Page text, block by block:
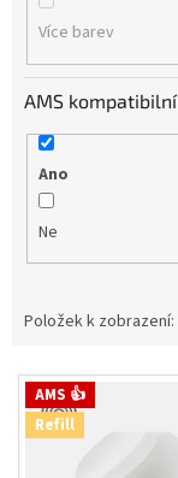
Více barev
AMS kompatibilní
Ano
Ne
Položek k zobrazení:
V AMS 👍
Refill